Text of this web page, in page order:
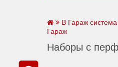
В Гараж
Гараж
Наборы с